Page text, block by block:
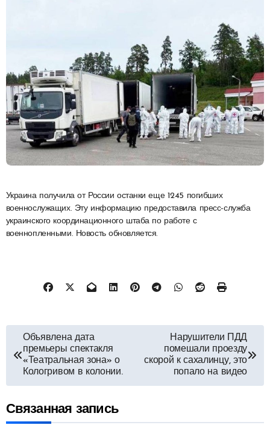
Украина получила от России останки еще 1245 погибших
военнослужащих. Эту информацию предоставила пресс-служба
украинского координационного штаба по работе с
военнопленными. Новость обновляется.
Навигация
по
записям
Объявлена дата
премьеры спектакля
«Театральная зона» о
Кологривом в колонии.
Нарушители ПДД
помешали проезду
скорой к сахалинцу, это
попало на видео
Связанная запись